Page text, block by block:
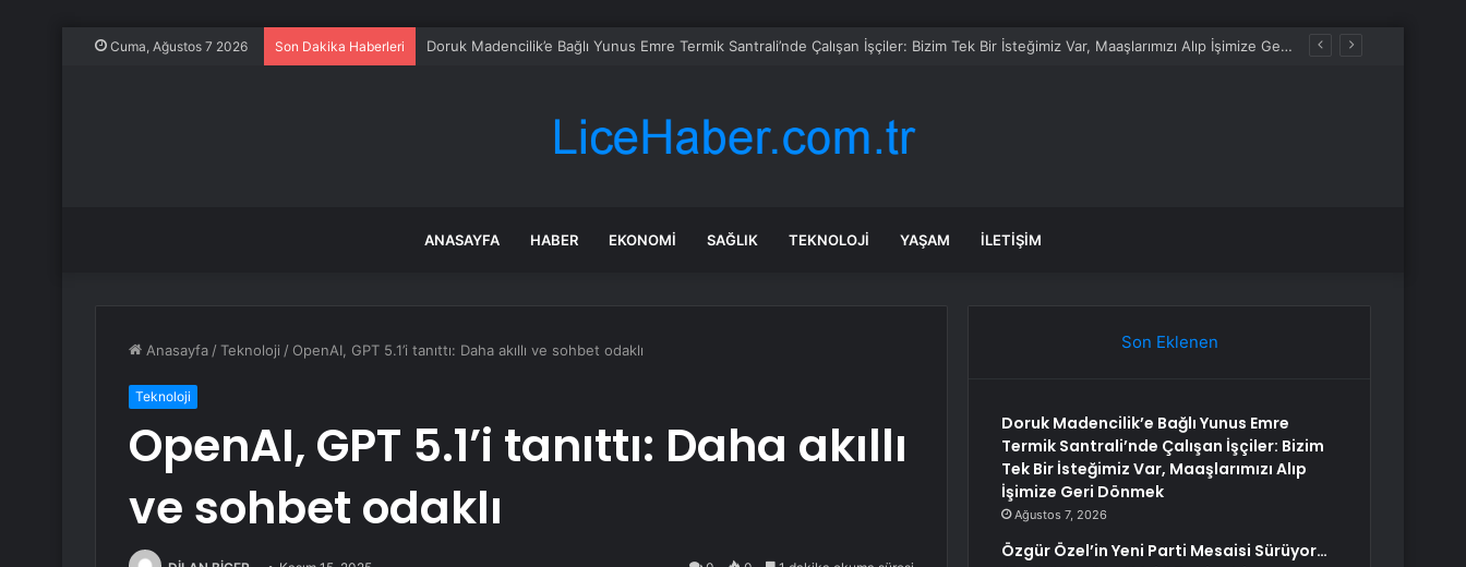
Cuma, Ağustos 7 2026 Son Dakika Haberleri Özgür Özel’in Yeni Parti Mesaisi Sürüyor… “Pm”, “Cao” ve “Myk” Toplantılarına Başkanlık Etti
ANASAYFA HABER EKONOMI SAĞLIK TEKNOLOJI YAŞAM İLETIŞIM
Anasayfa /Teknoloji / OpenAI, GPT 5.1’i tanıttı: Daha akıllı ve sohbet odaklı
Teknoloji
OpenAI, GPT 5.1’i tanıttı: Daha akıllı
ve sohbet odaklı
Son Eklenen
Doruk Madencilik’e Bağlı Yunus Emre
Termik Santrali’nde Çalışan İşçiler: Bizim
Tek Bir İsteğimiz Var, Maaşlarımızı Alıp
İşimize Geri Dönmek
Ağustos 7, 2026
Özgür Özel’in Yeni Parti Mesaisi Sürüyor…